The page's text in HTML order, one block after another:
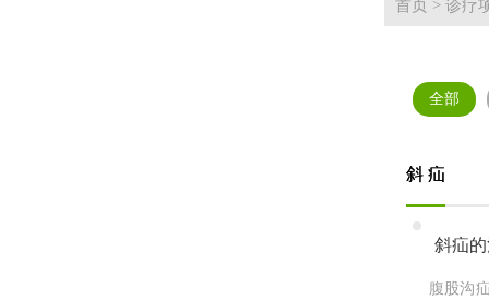
首页 > 诊疗
全部
斜 疝
斜疝
腹股沟